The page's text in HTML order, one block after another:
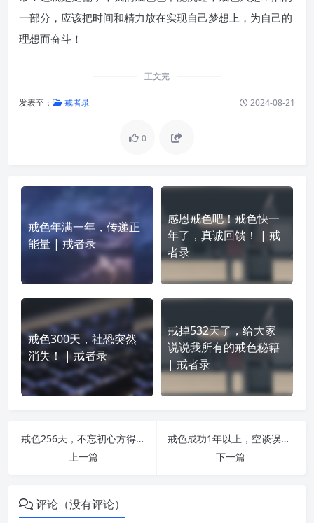
一部分，应该把时间和精力放在实现自己梦想上，为自己的
理想而奋斗！
正文完
发表至： 戒者录 2024-08-21
0
戒色年满一年，传递正
能量 | 戒者录
感恩戒色吧！戒色快一
年了，真诚回馈！ | 戒
者录
戒色300天，社恐突然
消失！ | 戒者录
戒掉532天了，给大家
说说我所有的戒色秘籍
| 戒者录
戒色256天，不忘初心方得始终 | 戒者录
上一篇
戒色成功1年以上，空谈误国，实干兴邦！ | 戒者录
下一篇
评论（没有评论）